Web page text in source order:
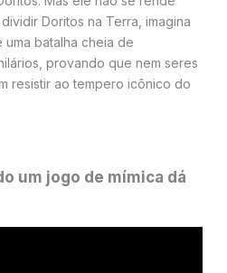
Doritos na Terra, imagina
batalha cheia de
provando que nem seres
resistir ao tempero icônico do
um jogo de mímica dá